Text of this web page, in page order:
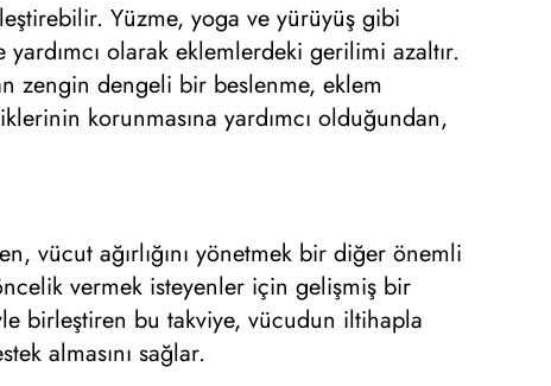
Yüzme, yoga ve yürüyüş gibi
olarak eklemlerdeki gerilimi azaltır.
zengin dengeli bir beslenme, eklem
korunmasına yardımcı olduğundan,
vücut ağırlığını yönetmek bir diğer önemli
vermek isteyenler için gelişmiş bir
birleştiren bu takviye, vücudun iltihapla
almasını sağlar.